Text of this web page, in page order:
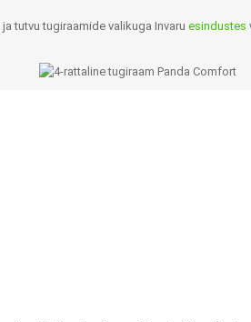
ortoosid
ja tutvu tugiraamide valikuga Invaru esindustes